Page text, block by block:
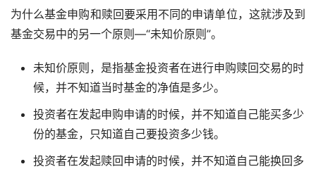
为什么基金申购和赎回要采用不同的申请单位，这就涉及到
基金交易中的另一个原则—“未知价原则”。
未知价原则，是指基金投资者在进行申购赎回交易的时
候，并不知道当时基金的净值是多少。
投资者在发起申购申请的时候，并不知道自己能买多少
份的基金，只知道自己要投资多少钱。
投资者在发起赎回申请的时候，并不知道自己能换回多